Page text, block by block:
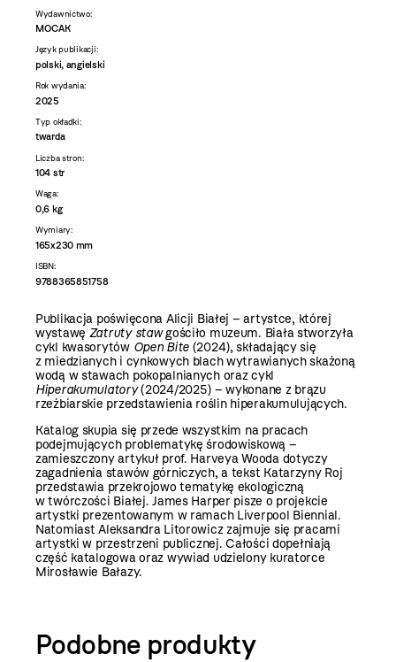
Wydawnictwo:
MOCAK
Język publikacji:
polski, angielski
Rok wydania:
2025
Typ okładki:
twarda
Liczba stron:
104 str
Waga:
0,6 kg
Wymiary:
165x230 mm
ISBN:
9788365851758
Publikacja poświęcona Alicji Białej – artystce, której
wystawę Zatruty stawgościło muzeum. Biała stworzyła
cykl kwasorytów Open Bite (2024), składający się
z miedzianych i cynkowych blach wytrawianych skażoną
wodą w stawach pokopalnianych oraz cykl
Hiperakumulatory(2024/2025) – wykonane z brązu
rzeźbiarskie przedstawienia roślin hiperakumulujących.
Katalog skupia się przede wszystkim na pracach
podejmujących problematykę środowiskową –
zamieszczony artykuł prof. Harveya Wooda dotyczy
zagadnienia stawów górniczych, a tekst Katarzyny Roj
przedstawia przekrojowo tematykę ekologiczną
w twórczości Białej. James Harper pisze o projekcie
artystki prezentowanym w ramach Liverpool Biennial.
Natomiast Aleksandra Litorowicz zajmuje się pracami
artystki w przestrzeni publicznej. Całości dopełniają
część katalogowa oraz wywiad udzielony kuratorce
Mirosławie Bałazy.
Podobne produkty